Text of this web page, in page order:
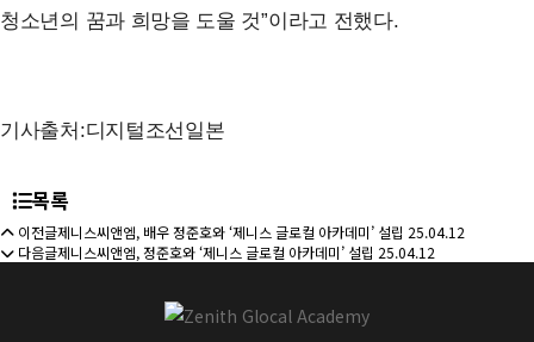
청소년의 꿈과 희망을 도울 것”이라고 전했다.
기사출처:디지털조선일본
목록
이전글제니스씨앤엠, 배우 정준호와 ‘제니스 글로컬 아카데미’ 설립 25.04.12
다음글제니스씨앤엠, 정준호와 ‘제니스 글로컬 아카데미’ 설립 25.04.12